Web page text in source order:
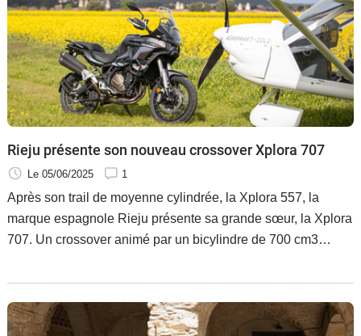
Rieju présente son nouveau crossover Xplora 707
Le 05/06/2025 1
Après son trail de moyenne cylindrée, la Xplora 557, la
marque espagnole Rieju présente sa grande sœur, la Xplora
707. Un crossover animé par un bicylindre de 700 cm3